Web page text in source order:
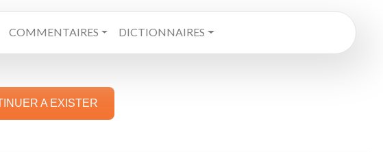
COMMENTAIRES DICTIONNAIRES
A EXISTER